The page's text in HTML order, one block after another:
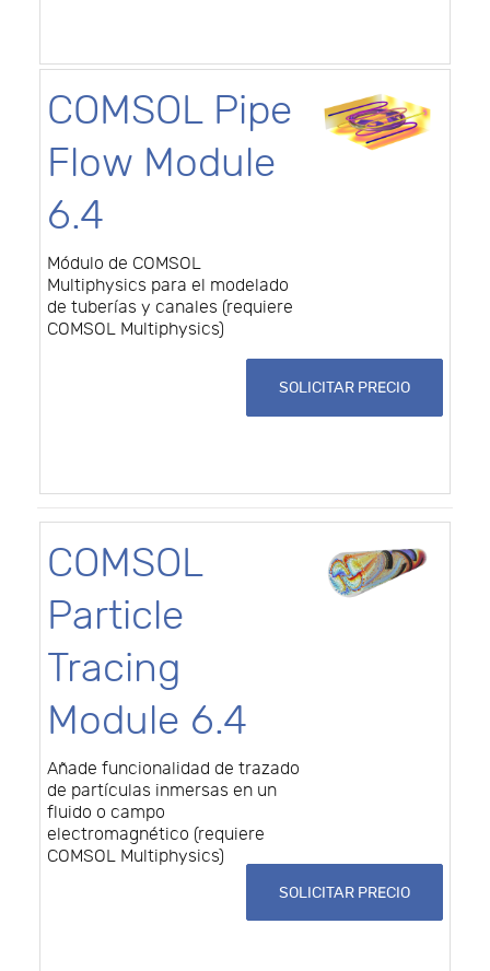
COMSOL Pipe
Flow Module
6.4
Módulo de COMSOL
Multiphysics para el modelado
de tuberías y canales (requiere
COMSOL Multiphysics)
SOLICITAR PRECIO
COMSOL
Particle
Tracing
Module 6.4
Añade funcionalidad de trazado
de partículas inmersas en un
fluido o campo
electromagnético (requiere
COMSOL Multiphysics)
SOLICITAR PRECIO